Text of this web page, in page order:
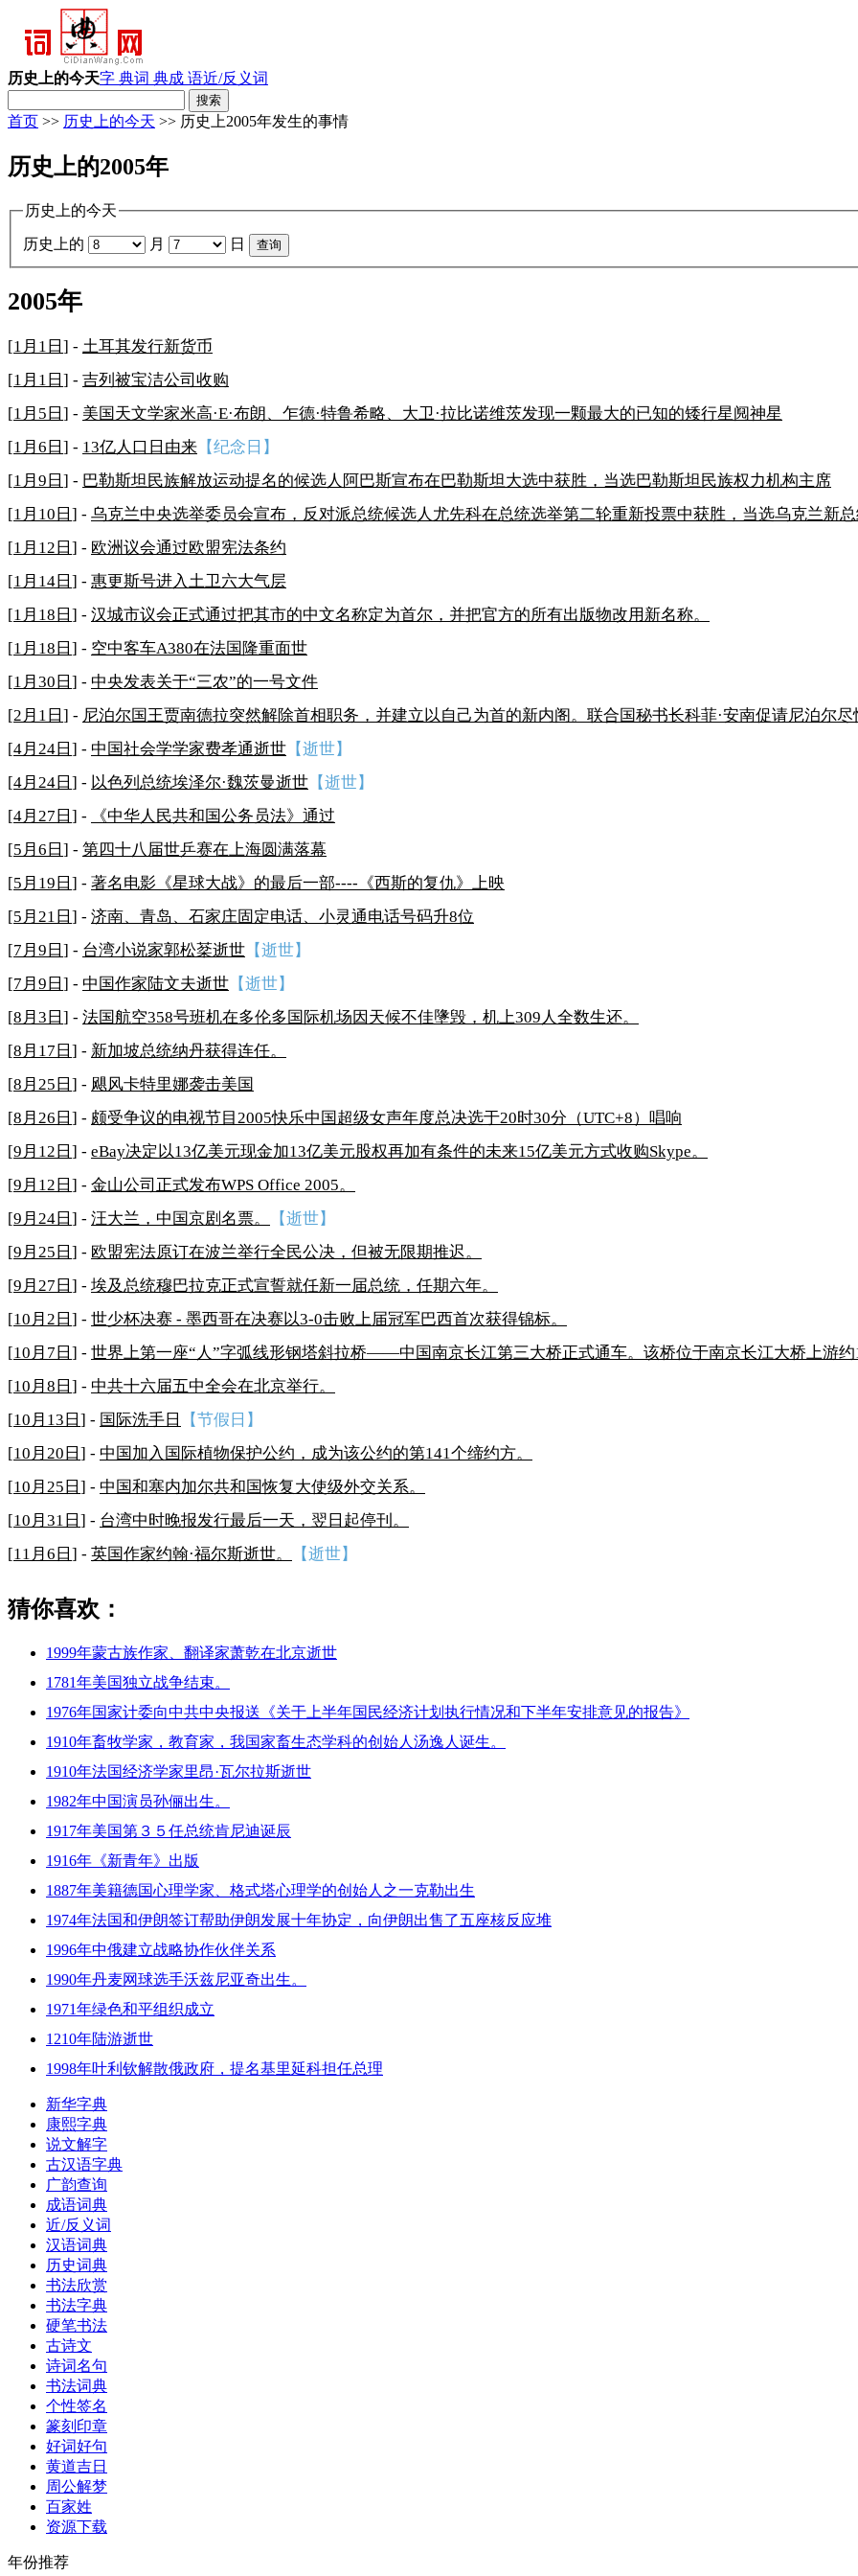
历史上的今天字 典词 典成 语近/反义词
首页 >> 历史上的今天 >> 历史上2005年发生的事情
历史上的2005年
历史上的今天
历史上的 月 日
2005年
[1月1日 ] - 土耳其发行新货币
[1月1日 ] - 吉列被宝洁公司收购
[1月5日 ] - 美国天文学家米高·E·布朗、乍德·特鲁希略、大卫·拉比诺维茨发现一颗最大的已知的矮行星阋神星
[1月6日 ] - 13亿人口日由来 【纪念日】
[1月9日 ] - 巴勒斯坦民族解放运动提名的候选人阿巴斯宣布在巴勒斯坦大选中获胜，当选巴勒斯坦民族权力机构主席
[1月10日 ] - 乌克兰中央选举委员会宣布，反对派总统候选人尤先科在总统选举第二轮重新投票中获胜，当选乌克兰新
[1月12日 ] - 欧洲议会通过欧盟宪法条约
[1月14日 ] - 惠更斯号进入土卫六大气层
[1月18日 ] - 汉城市议会正式通过把其市的中文名称定为首尔，并把官方的所有出版物改用新名称。
[1月18日 ] - 空中客车A380在法国隆重面世
[1月30日 ] - 中央发表关于“三农”的一号文件
[2月1日 ] - 尼泊尔国王贾南德拉突然解除首相职务，并建立以自己为首的新内阁。联合国秘书长科菲·安南促请尼泊尔尽
[4月24日 ] - 中国社会学学家费孝通逝世 【逝世】
[4月24日 ] - 以色列总统埃泽尔·魏茨曼逝世 【逝世】
[4月27日 ] -
《中华人民共和国公务员法》通过
[5月6日 ] - 第四十八届世乒赛在上海圆满落幕
[5月19日 ] - 著名电影《星球大战》的最后一部----《西斯的复仇》上映
[5月21日 ] - 济南、青岛、石家庄固定电话、小灵通电话号码升8位
[7月9日 ] - 台湾小说家郭松棻逝世 【逝世】
[7月9日 ] - 中国作家陆文夫逝世 【逝世】
[8月3日 ] - 法国航空358号班机在多伦多国际机场因天候不佳墬毁，机上309人全数生还。
[8月17日 ] - 新加坡总统纳丹获得连任。
[8月25日 ] - 飓风卡特里娜袭击美国
[8月26日 ] - 颇受争议的电视节目2005快乐中国超级女声年度总决选于20时30分（UTC+8）唱响
[9月12日 ] - eBay决定以13亿美元现金加13亿美元股权再加有条件的未来15亿美元方式收购Skype。
[9月12日 ] - 金山公司正式发布WPS Office 2005。
[9月24日 ] - 汪大兰，中国京剧名票。
【逝世】
[9月25日 ] - 欧盟宪法原订在波兰举行全民公决，但被无限期推迟。
[9月27日 ] - 埃及总统穆巴拉克正式宣誓就任新一届总统，任期六年。
[10月2日 ] - 世少杯决赛 - 墨西哥在决赛以3-0击败上届冠军巴西首次获得锦标。
[10月7日 ] - 世界上第一座“人”字弧线形钢塔斜拉桥——中国南京长江第三大桥正式通车。该桥位于南京长江大桥上游约
[10月8日 ] - 中共十六届五中全会在北京举行。
[10月13日 ] - 国际洗手日
【节假日】
[10月20日 ] - 中国加入国际植物保护公约，成为该公约的第141个缔约方。
[10月25日 ] - 中国和塞内加尔共和国恢复大使级外交关系。
[10月31日 ] - 台湾中时晚报发行最后一天，翌日起停刊。
[11月6日 ] - 英国作家约翰·福尔斯逝世。 【逝世】
猜你喜欢：
1999年蒙古族作家、翻译家萧乾在北京逝世
1781年美国独立战争结束。
1976年国家计委向中共中央报送《关于上半年国民经济计划执行情况和下半年安排意见的报告》
1910年畜牧学家，教育家，我国家畜生态学科的创始人汤逸人诞生。
1910年法国经济学家里昂·瓦尔拉斯逝世
1982年中国演员孙俪出生。
1917年美国第３５任总统肯尼迪诞辰
1916年《新青年》出版
1887年美籍德国心理学家、格式塔心理学的创始人之一克勒出生
1974年法国和伊朗签订帮助伊朗发展十年协定，向伊朗出售了五座核反应堆
1996年中俄建立战略协作伙伴关系
1990年丹麦网球选手沃兹尼亚奇出生。
1971年绿色和平组织成立
1210年陆游逝世
1998年叶利钦解散俄政府，提名基里延科担任总理
新华字典
康熙字典
说文解字
古汉语字典
广韵查询
成语词典
近/反义词
汉语词典
历史词典
书法欣赏
书法字典
硬笔书法
古诗文
诗词名句
书法词典
个性签名
篆刻印章
好词好句
黄道吉日
周公解梦
百家姓
资源下载
年份推荐